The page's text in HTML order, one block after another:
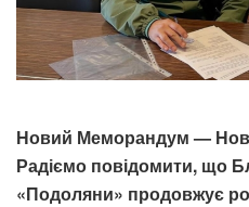
Новий Меморандум — Нові
Радіємо повідомити, що
«Подоляни» продовжує